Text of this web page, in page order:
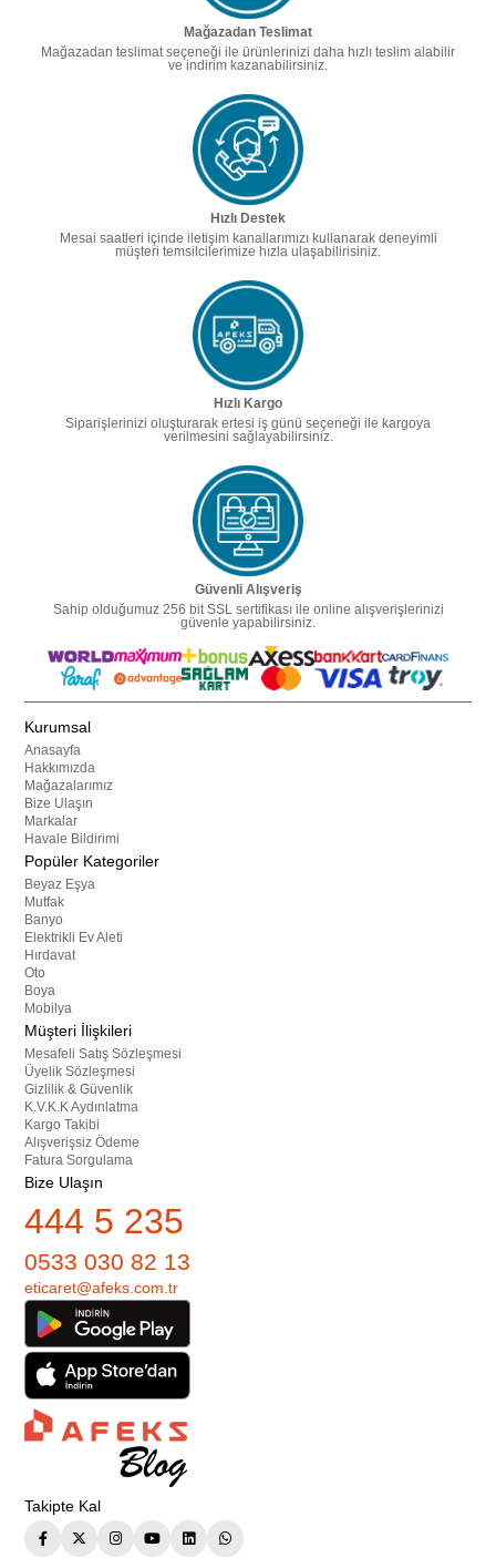
Mağazadan Teslimat
Mağazadan teslimat seçeneği ile ürünlerinizi daha hızlı teslim alabilir
ve indirim kazanabilirsiniz.
Hızlı Destek
Mesai saatleri içinde iletişim kanallarımızı kullanarak deneyimli
müşteri temsilcilerimize hızla ulaşabilirisiniz.
Hızlı Kargo
Siparişlerinizi oluşturarak ertesi iş günü seçeneği ile kargoya
verilmesini sağlayabilirsiniz.
Güvenli Alışveriş
Sahip olduğumuz 256 bit SSL sertifikası ile online alışverişlerinizi
güvenle yapabilirsiniz.
Kurumsal
Anasayfa
Hakkımızda
Mağazalarımız
Bize Ulaşın
Markalar
Havale Bildirimi
Popüler Kategoriler
Beyaz Eşya
Mutfak
Banyo
Elektrikli Ev Aleti
Hırdavat
Oto
Boya
Mobilya
Müşteri İlişkileri
Mesafeli Satış Sözleşmesi
Üyelik Sözleşmesi
Gizlilik & Güvenlik
K.V.K.K Aydınlatma
Kargo Takibi
Alışverişsiz Ödeme
Fatura Sorgulama
Bize Ulaşın
444 5 235
0533 030 82 13
eticaret@afeks.com.tr
Takipte Kal